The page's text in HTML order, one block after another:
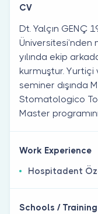
CV
Dt. Yalçın GENÇ
yılında ekip
kurmuştur. Yurtiçi
seminer dışında
Stomatologico
Master
Work Experience
Hospitadent
Schools / Training